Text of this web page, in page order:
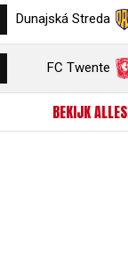
Dunajská Streda
FC Twente
BEKIJK ALLES